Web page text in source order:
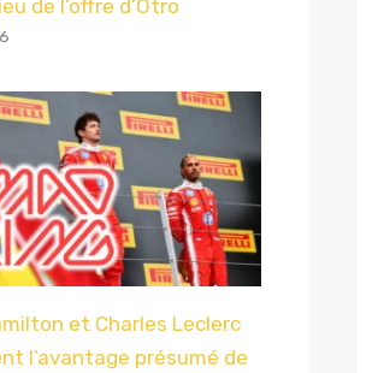
de l’offre d’Otro
et Charles Leclerc
l’avantage présumé de